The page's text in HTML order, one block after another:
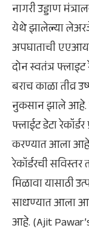
नागरी उड्डाण
येथे झालेल्या
अपघाताची
दोन स्वतंत्र फ्लाइट
बराच काळा तीव्र
नुकसान झाले आहे.
फ्लाईट डेटा
करण्यात आला आहे.
रेकॉर्डरची
मिळावा यासाठी
साधण्यात आला
आहे. (Ajit